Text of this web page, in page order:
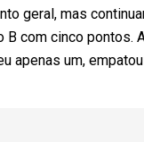
geral, mas
B com cinco pontos.
apenas um,